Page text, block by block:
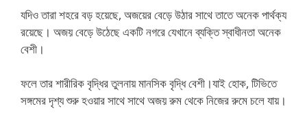
যদিও তারা শহরে বড় হয়েছে, অজয়ের বেড়ে উঠার সাথে তাতে অনেক পার্থক্য
রয়েছে। অজয় বেড়ে উঠেছে একটি নগরে যেখানে ব্যক্তি স্বাধীনতা অনেক
বেশী।
ফলে তার শারীরিক বৃদ্ধির তুলনায় মানসিক বৃদ্ধি বেশী।যাই হোক, টিভিতে
সঙ্গমের দৃশ্য শুরু হওয়ার সাথে সাথে অজয় রুম থেকে নিজের রুমে চলে যায়।